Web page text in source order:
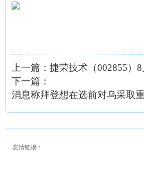
上一篇： 捷荣技术（002855）
下一篇：
消息称拜登想在选前对乌采取
友情链接：